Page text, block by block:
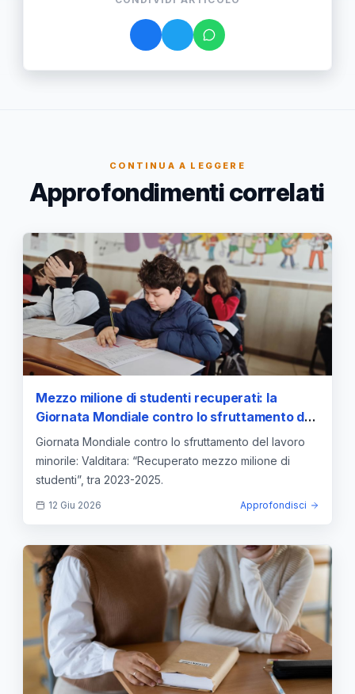
CONTINUA A LEGGERE
Approfondimenti correlati
Mezzo milione di studenti recuperati: la
Giornata Mondiale contro lo sfruttamento del
lavoro minorile accende l'attenzione
sull'istruzione in Italia
Giornata Mondiale contro lo sfruttamento del lavoro
minorile: Valditara: “Recuperato mezzo milione di
studenti”, tra 2023-2025.
12 Giu 2026 Approfondisci